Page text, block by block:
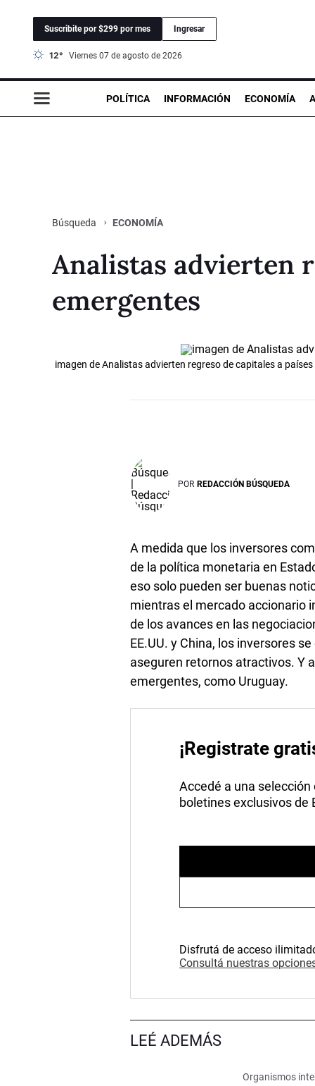
Suscribite por $299 por mes Ingresar
12° viernes 07 de agosto de 2026
POLÍTICA INFORMACIÓN ECONOMÍA
Búsqueda ECONOMÍA
Analistas advierten
emergentes
imagen de Analistas advierten regreso de capitales a
POR REDACCIÓN BÚSQUEDA
A medida que los inversores
de la política monetaria en
eso solo pueden ser buenas
mientras el mercado accionario
de los avances en las
EE.UU. y China, los inversores
aseguren retornos atractivos. Y
emergentes, como Uruguay.
¡Registrate
Accedé a una
boletines exclusivos de
Disfrutá de acceso
Consultá nuestras
LEÉ ADEMÁS
Organismos